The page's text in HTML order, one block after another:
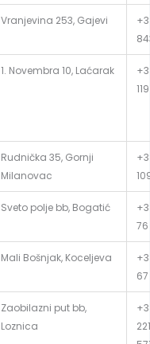
Vranjevina 253, Gajevi
1. Novembra 10, Laćarak
119
Rudnička 35, Gornji
Milanovac
Sveto polje bb, Bogatić
76
Mali Bošnjak, Koceljeva
Zaobilazni put bb,
Loznica